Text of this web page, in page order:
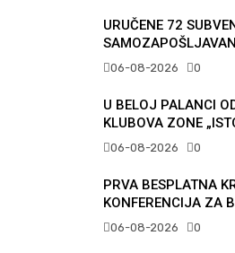
URUČENE 72
06-08-2026 0
U BELOJ PALANCI
KLUBOVA ZONE
06-08-2026 0
PRVA BESPLATNA
KONFERENCIJA ZA
06-08-2026 0